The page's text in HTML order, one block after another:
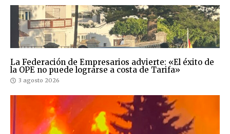
La Federación de Empresarios advierte: «El éxito de
la OPE no puede lograrse a costa de Tarifa»
3 agosto 2026